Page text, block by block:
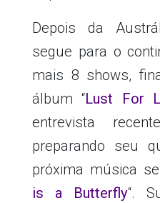
Depois da
segue para o
mais 8 shows,
álbum “Lust For
entrevista
preparando seu
próxima música
is a Butterfly“.